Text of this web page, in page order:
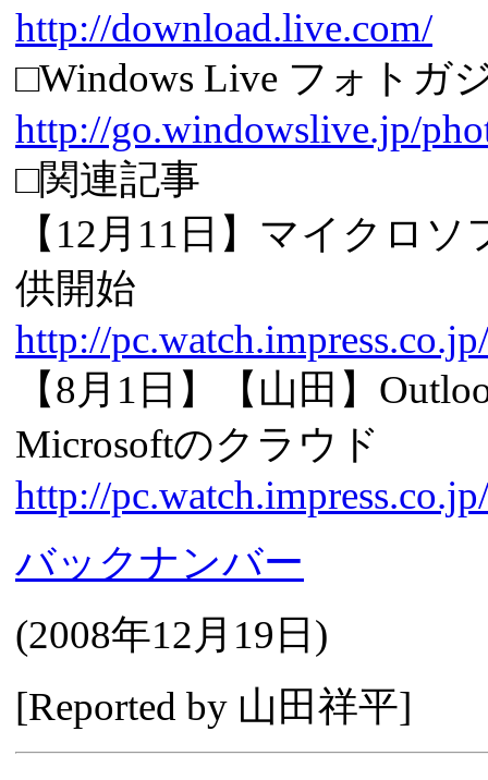
http://download.live.com/
□Windows Live フォトガ
http://go.windowslive.jp/
□関連記事
【12月11日】マイクロ
供開始
http://
【8月1日】【山田】
Microsoftのクラウド
http://
バックナンバー
(2008年12月19日 )
[Reported by 山田祥平]